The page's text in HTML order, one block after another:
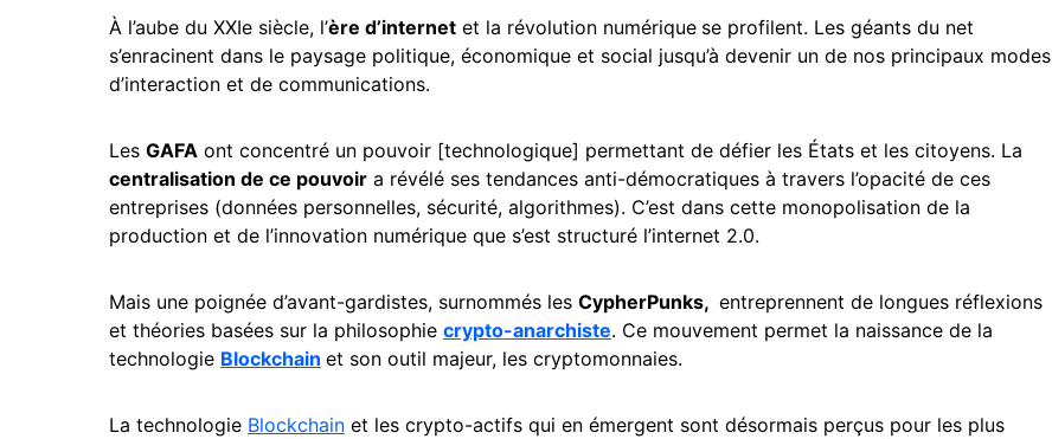
À l’aube du XXIe siècle, l’ère d’internet et la révolution numérique se profilent. Les géants du net
s’enracinent dans le paysage politique, économique et social jusqu’à devenir un de nos principaux modes
d’interaction et de communications.
Les GAFA ont concentré un pouvoir [technologique] permettant de défier les États et les citoyens. La
centralisation de ce pouvoir a révélé ses tendances anti-démocratiques à travers l’opacité de ces
entreprises (données personnelles, sécurité, algorithmes). C’est dans cette monopolisation de la
production et de l’innovation numérique que s’est structuré l’internet 2.0.
Mais une poignée d’avant-gardistes, surnommés les CypherPunks, entreprennent de longues réflexions
et théories basées sur la philosophie crypto-anarchiste. Ce mouvement permet la naissance de la
technologie Blockchain et son outil majeur, les cryptomonnaies.
La technologie Blockchain et les crypto-actifs qui en émergent sont désormais perçus pour les plus